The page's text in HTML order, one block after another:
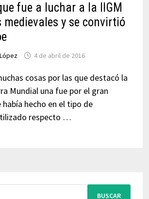
fue a luchar a la IIGM
medievales y se convirtió
4 de abril de 2016
cosas por las que destacó la
Mundial una fue por el gran
había hecho en el tipo de
respecto …